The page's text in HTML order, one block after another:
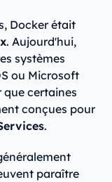
Docker était
. Aujourd'hui,
systèmes
ou Microsoft
que certaines
conçues pour
.
paraître